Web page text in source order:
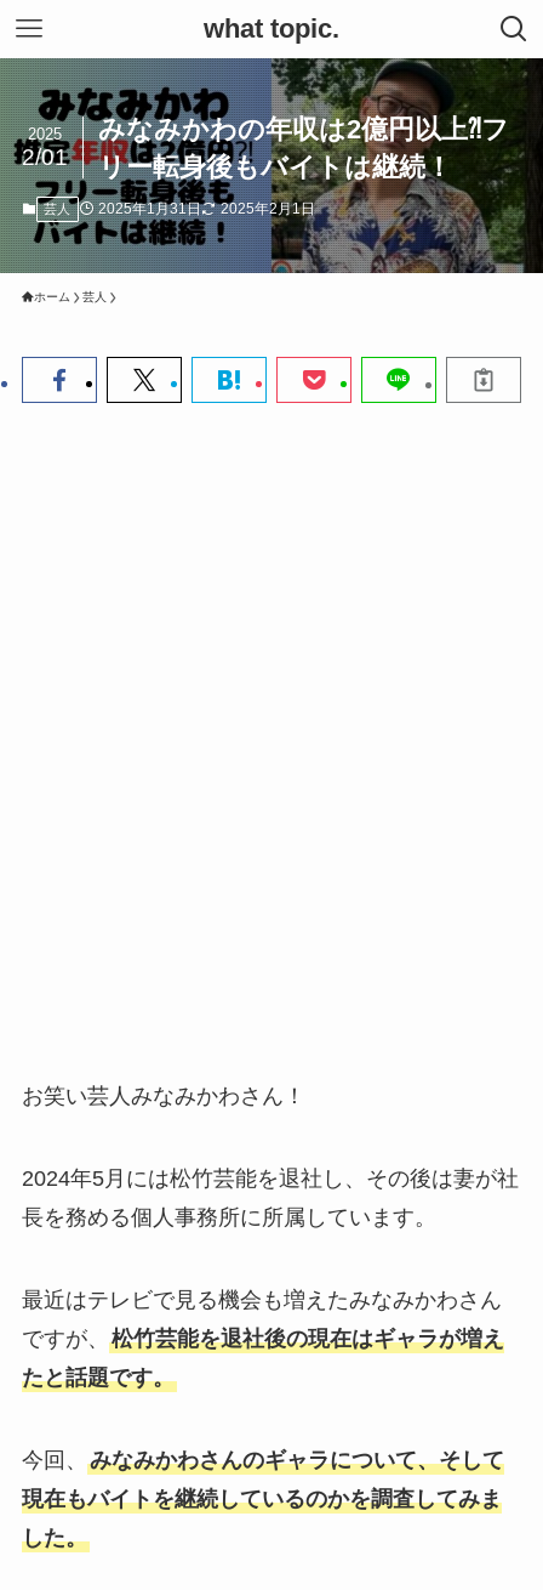
what topic.
みなみかわの年収は2億円以上⁈フ
リー転身後もバイトは継続！
2025
2/01
芸人 2025年1月31日 2025年2月1日
ホーム 芸人
お笑い芸人みなみかわさん！
2024年5月には松竹芸能を退社し、その後は妻が社
長を務める個人事務所に所属しています。
最近はテレビで見る機会も増えたみなみかわさん
ですが、 松竹芸能を退社後の現在はギャラが増え
たと話題です。
今回、 みなみかわさんのギャラについて、そして
現在もバイトを継続しているのかを調査してみま
した。